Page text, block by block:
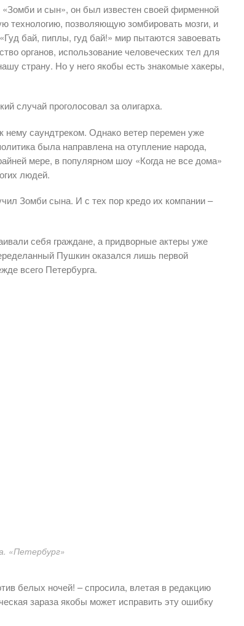
и сын», он был известен своей фирменной
технологию, позволяющую зомбировать мозги, и
бай, пиплы, гуд бай!» мир пытаются завоевать
органов, использование человеческих тел для
страну. Но у него якобы есть знакомые хакеры,
случай проголосовал за олигарха.
нему саундтреком. Однако ветер перемен уже
была направлена на отупление народа,
мере, в популярном шоу «Когда не все дома»
людей.
Зомби сына. И с тех пор кредо их компании –
себя граждане, а придворные актеры уже
Пушкин оказался лишь первой
всего Петербурга.
«Петербург»
белых ночей! – спросила, влетая в редакцию
зараза якобы может исправить эту ошибку